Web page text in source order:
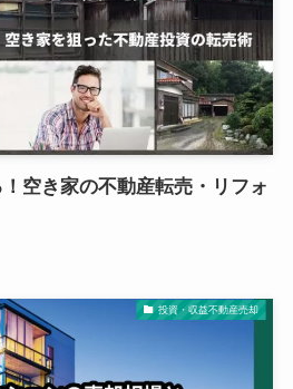
空き家の不動産転売・リフォ
投資・収益不動産売却